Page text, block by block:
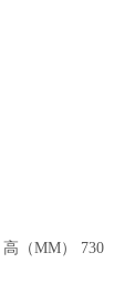
高（MM）
730